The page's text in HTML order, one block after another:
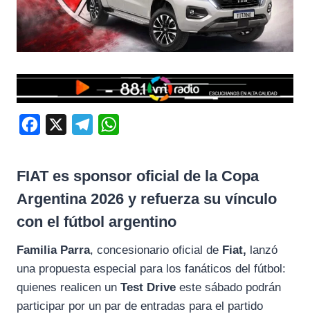
b
o
o
k
g
r
a
m
s
A
p
p
FIAT es sponsor oficial de la Copa
Argentina 2026 y refuerza su vínculo
con el fútbol argentino
Familia Parra, concesionario oficial de Fiat, lanzó
una propuesta especial para los fanáticos del fútbol:
quienes realicen un Test Drive este sábado podrán
participar por un par de entradas para el partido